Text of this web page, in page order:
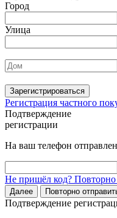
Город
Улица
Зарегистрироваться
Регистрация частного
Подтверждение
регистрации
На ваш телефон
Не пришёл код? Повторно
Далее Повторно
Подтверждение